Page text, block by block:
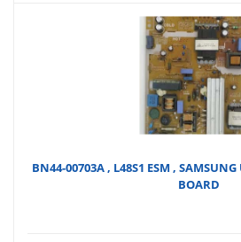
BN44-00703A , L48S1 ESM ,
BOARD